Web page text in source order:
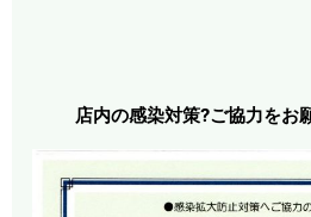
店内の感染対策?ご協力をお